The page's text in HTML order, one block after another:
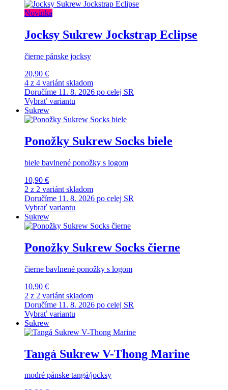
Novinka
Jocksy Sukrew Jockstrap Eclipse
čierne pánske jocksy
20,90 €
4 z 4 variánt skladom
Doručíme 11. 8. 2026 po celej SR
Vybrať variantu
Sukrew
Ponožky Sukrew Socks biele
biele bavlnené ponožky s logom
10,90 €
2 z 2 variánt skladom
Doručíme 11. 8. 2026 po celej SR
Vybrať variantu
Sukrew
Ponožky Sukrew Socks čierne
čierne bavlnené ponožky s logom
10,90 €
2 z 2 variánt skladom
Doručíme 11. 8. 2026 po celej SR
Vybrať variantu
Sukrew
Tangá Sukrew V-Thong Marine
modré pánske tangá/jocksy